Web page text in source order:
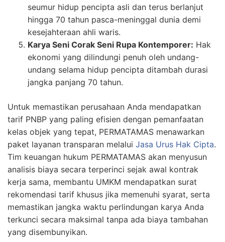
seumur hidup pencipta asli dan terus berlanjut
hingga 70 tahun pasca-meninggal dunia demi
kesejahteraan ahli waris.
Karya Seni Corak Seni Rupa Kontemporer: Hak
ekonomi yang dilindungi penuh oleh undang-
undang selama hidup pencipta ditambah durasi
jangka panjang 70 tahun.
Untuk memastikan perusahaan Anda mendapatkan
tarif PNBP yang paling efisien dengan pemanfaatan
kelas objek yang tepat, PERMATAMAS menawarkan
paket layanan transparan melalui Jasa Urus Hak Cipta.
Tim keuangan hukum PERMATAMAS akan menyusun
analisis biaya secara terperinci sejak awal kontrak
kerja sama, membantu UMKM mendapatkan surat
rekomendasi tarif khusus jika memenuhi syarat, serta
memastikan jangka waktu perlindungan karya Anda
terkunci secara maksimal tanpa ada biaya tambahan
yang disembunyikan.